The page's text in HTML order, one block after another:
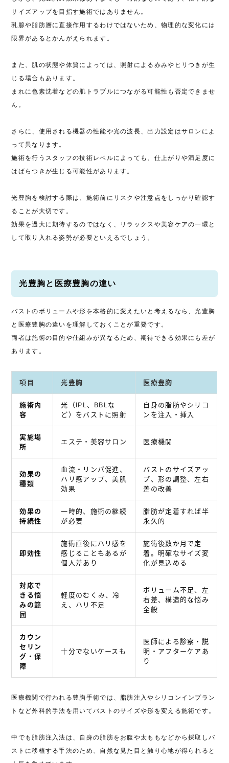
サイズアップを目指す施術ではありません。
乳腺や脂肪層に直接作用するわけではないため、物理的な変化には
限界があるとかんがえられます。
また、肌の状態や体質によっては、照射による赤みやヒリつきが生
じる場合もあります。
まれに色素沈着などの肌トラブルにつながる可能性も否定できませ
ん。
さらに、使用される機器の性能や光の波長、出力設定はサロンによ
って異なります。
施術を行うスタッフの技術レベルによっても、仕上がりや満足度に
はばらつきが生じる可能性があります。
光豊胸を検討する際は、施術前にリスクや注意点をしっかり確認す
ることが大切です。
効果を過大に期待するのではなく、リラックスや美容ケアの一環と
して取り入れる姿勢が必要といえるでしょう。
光豊胸と医療豊胸の違い
バストのボリュームや形を本格的に変えたいと考えるなら、光豊胸
と医療豊胸の違いを理解しておくことが重要です。
両者は施術の目的や仕組みが異なるため、期待できる効果にも差が
あります。
項目 光豊胸 医療豊胸
施術内
容
光（IPL、BBLな
ど）をバストに照射
自身の脂肪やシリコ
ンを注入・挿入
実施場
所
エステ・美容サロン 医療機関
効果の
種類
血流・リンパ促進、
ハリ感アップ、美肌
効果
バストのサイズアッ
プ、形の調整、左右
差の改善
効果の
持続性
一時的、施術の継続
が必要
脂肪が定着すれば半
永久的
即効性
施術直後にハリ感を
感じることもあるが
個人差あり
施術後数か月で定
着。明確なサイズ変
化が見込める
対応で
きる悩
みの範
囲
軽度のむくみ、冷
え、ハリ不足
ボリューム不足、左
右差、構造的な悩み
全般
カウン
セリン
グ・保
障
十分でないケースも
医師による診察・説
明・アフターケアあ
り
医療機関で行われる豊胸手術では、脂肪注入やシリコンインプラン
トなど外科的手法を用いてバストのサイズや形を変える施術です。
中でも脂肪注入法は、自身の脂肪をお腹や太ももなどから採取しバ
ストに移植する手法のため、自然な見た目と触り心地が得られると